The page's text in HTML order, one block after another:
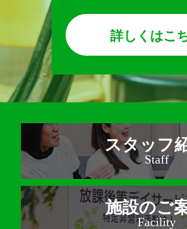
詳しくはこ
スタッフ
Staff
施設のご
Facility